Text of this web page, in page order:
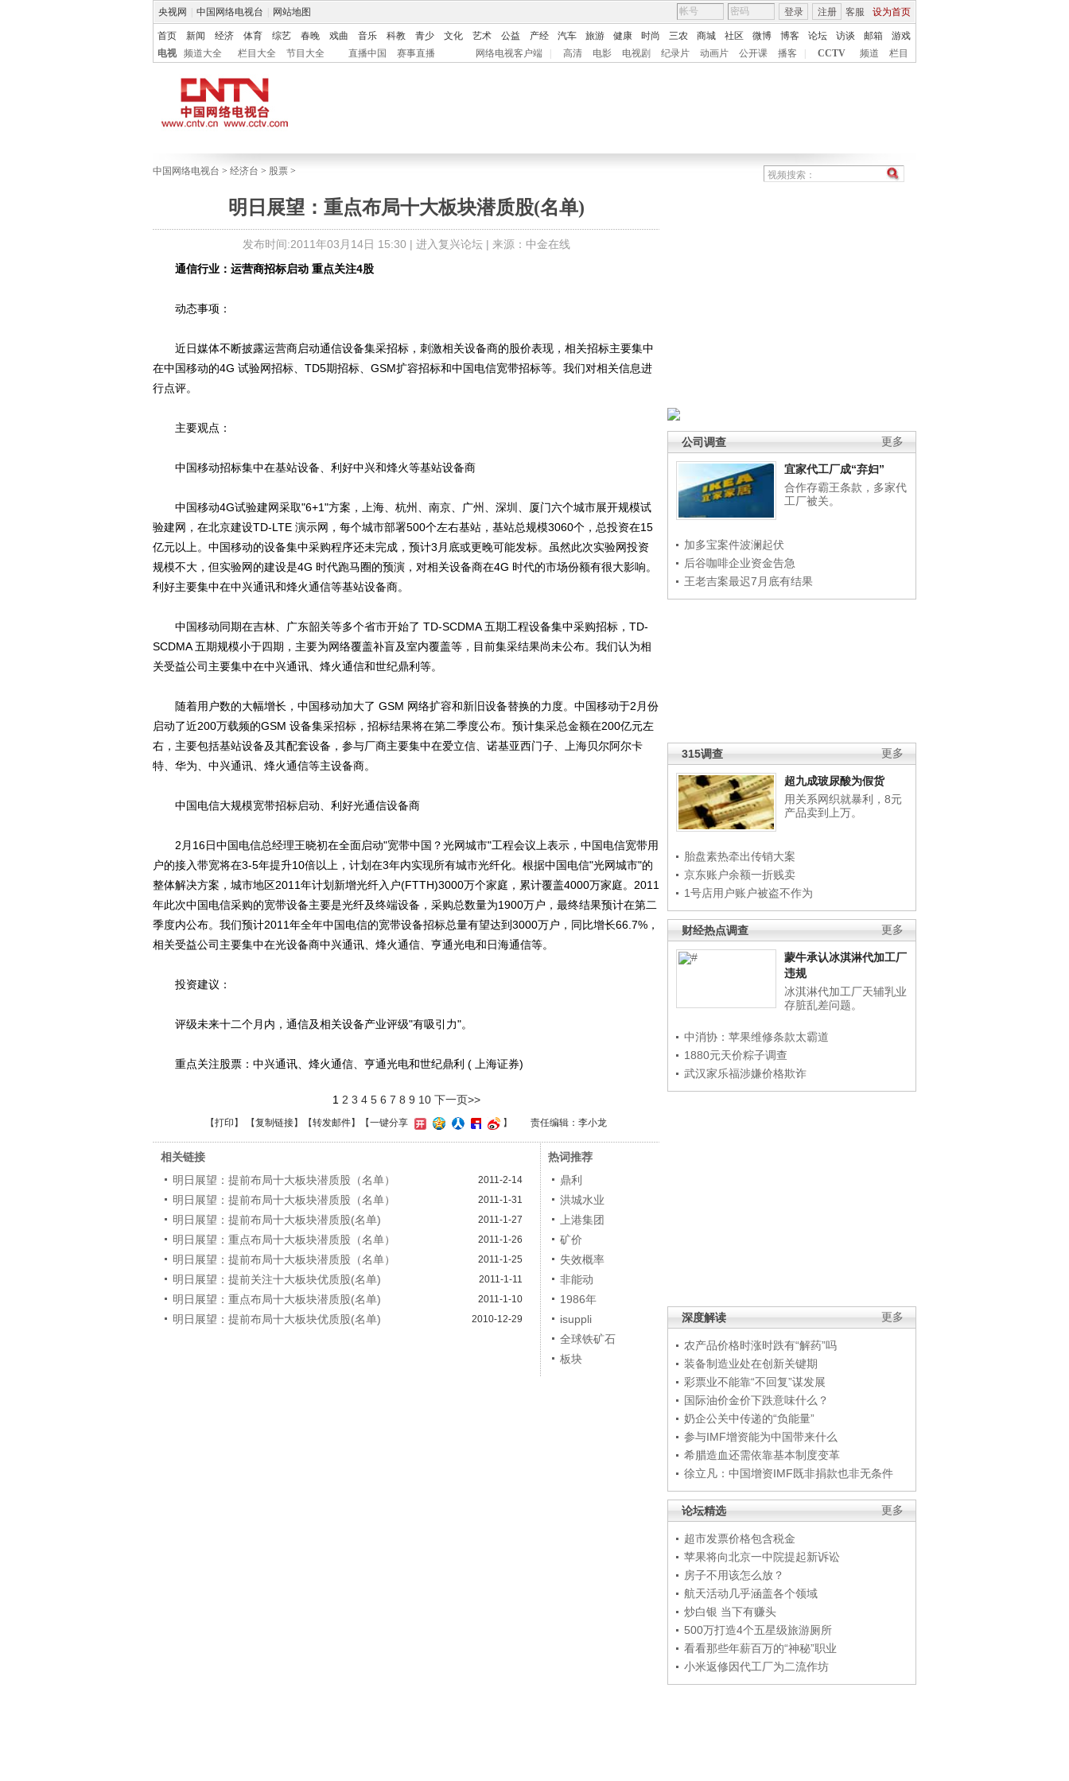
央视网 中国网络电视台 网站地图 客服 设为首页
登录 注册
首页 新闻 经济 体育 综艺 春晚 戏曲 音乐 科教 青少 文化 艺术 公益 产经 汽车 旅游 健康 时尚 三农 商城 社区 微博 博客 论坛 访谈 邮箱
游戏
电视
频道大全 栏目大全 节目大全 直播中国 赛事直播 网络电视客户端 高清 电影 电视剧 纪录片 动画片 公开课 播客 CCTV 频道 栏目
中国网络电视台 > 经济台 > 股票 >
明日展望：重点布局十大板块潜质股(名单)
发布时间:2011年03月14日 15:30 | 进入复兴论坛| 来源：中金在线
更多
公司调查
宜家代工厂成“弃妇”
合作存霸王条款，多家代
工厂被关。
加多宝案件波澜起伏
后谷咖啡企业资金告急
王老吉案最迟7月底有结果
更多
315调查
超九成玻尿酸为假货
用关系网织就暴利，8元
产品卖到上万。
胎盘素热牵出传销大案
京东账户余额一折贱卖
1号店用户账户被盗不作为
更多
财经热点调查
蒙牛承认冰淇淋代加工厂
违规
冰淇淋代加工厂天辅乳业
存脏乱差问题。
中消协：苹果维修条款太霸道
1880元天价粽子调查
武汉家乐福涉嫌价格欺诈
更多
深度解读
农产品价格时涨时跌有“解药”吗
装备制造业处在创新关键期
彩票业不能靠“不回复”谋发展
国际油价金价下跌意味什么？
奶企公关中传递的“负能量”
参与IMF增资能为中国带来什么
希腊造血还需依靠基本制度变革
徐立凡：中国增资IMF既非捐款也非无条件
更多
论坛精选
超市发票价格包含税金
苹果将向北京一中院提起新诉讼
房子不用该怎么放？
航天活动几乎涵盖各个领域
炒白银 当下有赚头
500万打造4个五星级旅游厕所
看看那些年薪百万的“神秘”职业
小米返修因代工厂为二流作坊
通信行业：运营商招标启动 重点关注4股
动态事项：
近日媒体不断披露运营商启动通信设备集采招标，刺激相关设备商的股价表现，相关招标主要集中
在中国移动的4G 试验网招标、TD5期招标、GSM扩容招标和中国电信宽带招标等。我们对相关信息进
行点评。
主要观点：
中国移动招标集中在基站设备、利好中兴和烽火等基站设备商
中国移动4G试验建网采取"6+1"方案，上海、杭州、南京、广州、深圳、厦门六个城市展开规模试
验建网，在北京建设TD-LTE 演示网，每个城市部署500个左右基站，基站总规模3060个，总投资在15
亿元以上。中国移动的设备集中采购程序还未完成，预计3月底或更晚可能发标。虽然此次实验网投资
规模不大，但实验网的建设是4G 时代跑马圈的预演，对相关设备商在4G 时代的市场份额有很大影响。
利好主要集中在中兴通讯和烽火通信等基站设备商。
中国移动同期在吉林、广东韶关等多个省市开始了 TD-SCDMA 五期工程设备集中采购招标，TD-
SCDMA 五期规模小于四期，主要为网络覆盖补盲及室内覆盖等，目前集采结果尚未公布。我们认为相
关受益公司主要集中在中兴通讯、烽火通信和世纪鼎利等。
随着用户数的大幅增长，中国移动加大了 GSM 网络扩容和新旧设备替换的力度。中国移动于2月份
启动了近200万载频的GSM 设备集采招标，招标结果将在第二季度公布。预计集采总金额在200亿元左
右，主要包括基站设备及其配套设备，参与厂商主要集中在爱立信、诺基亚西门子、上海贝尔阿尔卡
特、华为、中兴通讯、烽火通信等主设备商。
中国电信大规模宽带招标启动、利好光通信设备商
2月16日中国电信总经理王晓初在全面启动"宽带中国？光网城市"工程会议上表示，中国电信宽带用
户的接入带宽将在3-5年提升10倍以上，计划在3年内实现所有城市光纤化。根据中国电信"光网城市"的
整体解决方案，城市地区2011年计划新增光纤入户(FTTH)3000万个家庭，累计覆盖4000万家庭。2011
年此次中国电信采购的宽带设备主要是光纤及终端设备，采购总数量为1900万户，最终结果预计在第二
季度内公布。我们预计2011年全年中国电信的宽带设备招标总量有望达到3000万户，同比增长66.7%，
相关受益公司主要集中在光设备商中兴通讯、烽火通信、亨通光电和日海通信等。
投资建议：
评级未来十二个月内，通信及相关设备产业评级"有吸引力"。
重点关注股票：中兴通讯、烽火通信、亨通光电和世纪鼎利 ( 上海证券)
1 2 3 4 5 6 7 8 9 10 下一页>>
【打印 】 【复制链接】【转发邮件】 【一键分享 】 责任编辑：李小龙
相关链接
明日展望：提前布局十大板块潜质股（名单）
2011-2-14
明日展望：提前布局十大板块潜质股（名单） 2011-1-31
明日展望：提前布局十大板块潜质股(名单) 2011-1-27
明日展望：重点布局十大板块潜质股（名单） 2011-1-26
明日展望：提前布局十大板块潜质股（名单） 2011-1-25
明日展望：提前关注十大板块优质股(名单) 2011-1-11
明日展望：重点布局十大板块潜质股(名单) 2011-1-10
明日展望：提前布局十大板块优质股(名单) 2010-12-29
热词推荐
鼎利
洪城水业
上港集团
矿价
失效概率
非能动
1986年
isuppli
全球铁矿石
板块